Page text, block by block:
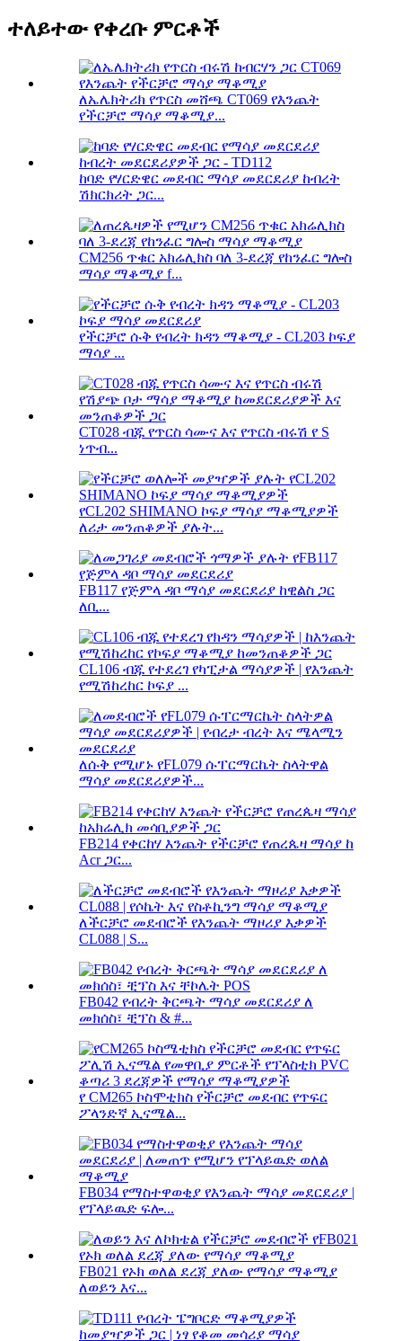
ተለይተው የቀረቡ ምርቶች
ለኤሌክትሪክ የጥርስ መሸጫ CT069 የእንጨት
የችርቻሮ ማሳያ ማቆሚያ...
ከባድ የሃርድዌር መደብር ማሳያ መደርደሪያ ከብረት
ሽክርክሪት ጋር...
CM256 ጥቁር አክሬሊክስ ባለ 3-ደረጃ የከንፈር ግሎስ
ማሳያ ማቆሚያ f...
የችርቻሮ ሱቅ የብረት ክዳን ማቆሚያ - CL203 ኮፍያ
ማሳያ ...
CT028 ብጁ የጥርስ ሳሙና እና የጥርስ ብሩሽ የ S
ነጥብ...
የCL202 SHIMANO ኮፍያ ማሳያ ማቆሚያዎች
ለሪታ መንጠቆዎች ያሉት...
FB117 የጅምላ ዳቦ ማሳያ መደርደሪያ ከዊልስ ጋር
ለቢ...
CL106 ብጁ የተደረገ የካፒታል ማሳያዎች | የእንጨት
የሚሽከረከር ኮፍያ ...
ለሱቅ የሚሆኑ የFL079 ሱፐርማርኬት ስላትዋል
ማሳያ መደርደሪያዎች...
FB214 የቀርከሃ እንጨት የችርቻሮ የጠረጴዛ ማሳያ ከ
Acr ጋር...
ለችርቻሮ መደብሮች የእንጨት ማዞሪያ እቃዎች
CL088 | S...
FB042 የብረት ቅርጫት ማሳያ መደርደሪያ ለ
መክሰስ፣ ቺፕስ & #...
የ CM265 ኮስሞቲክስ የችርቻሮ መደብር የጥፍር
ፖላንድኛ ኢናሜል...
FB034 የማስተዋወቂያ የእንጨት ማሳያ መደርደሪያ |
የፕላይዉድ ፍሎ...
FB021 የኦክ ወለል ደረጃ ያለው የማሳያ ማቆሚያ
ለወይን እና...